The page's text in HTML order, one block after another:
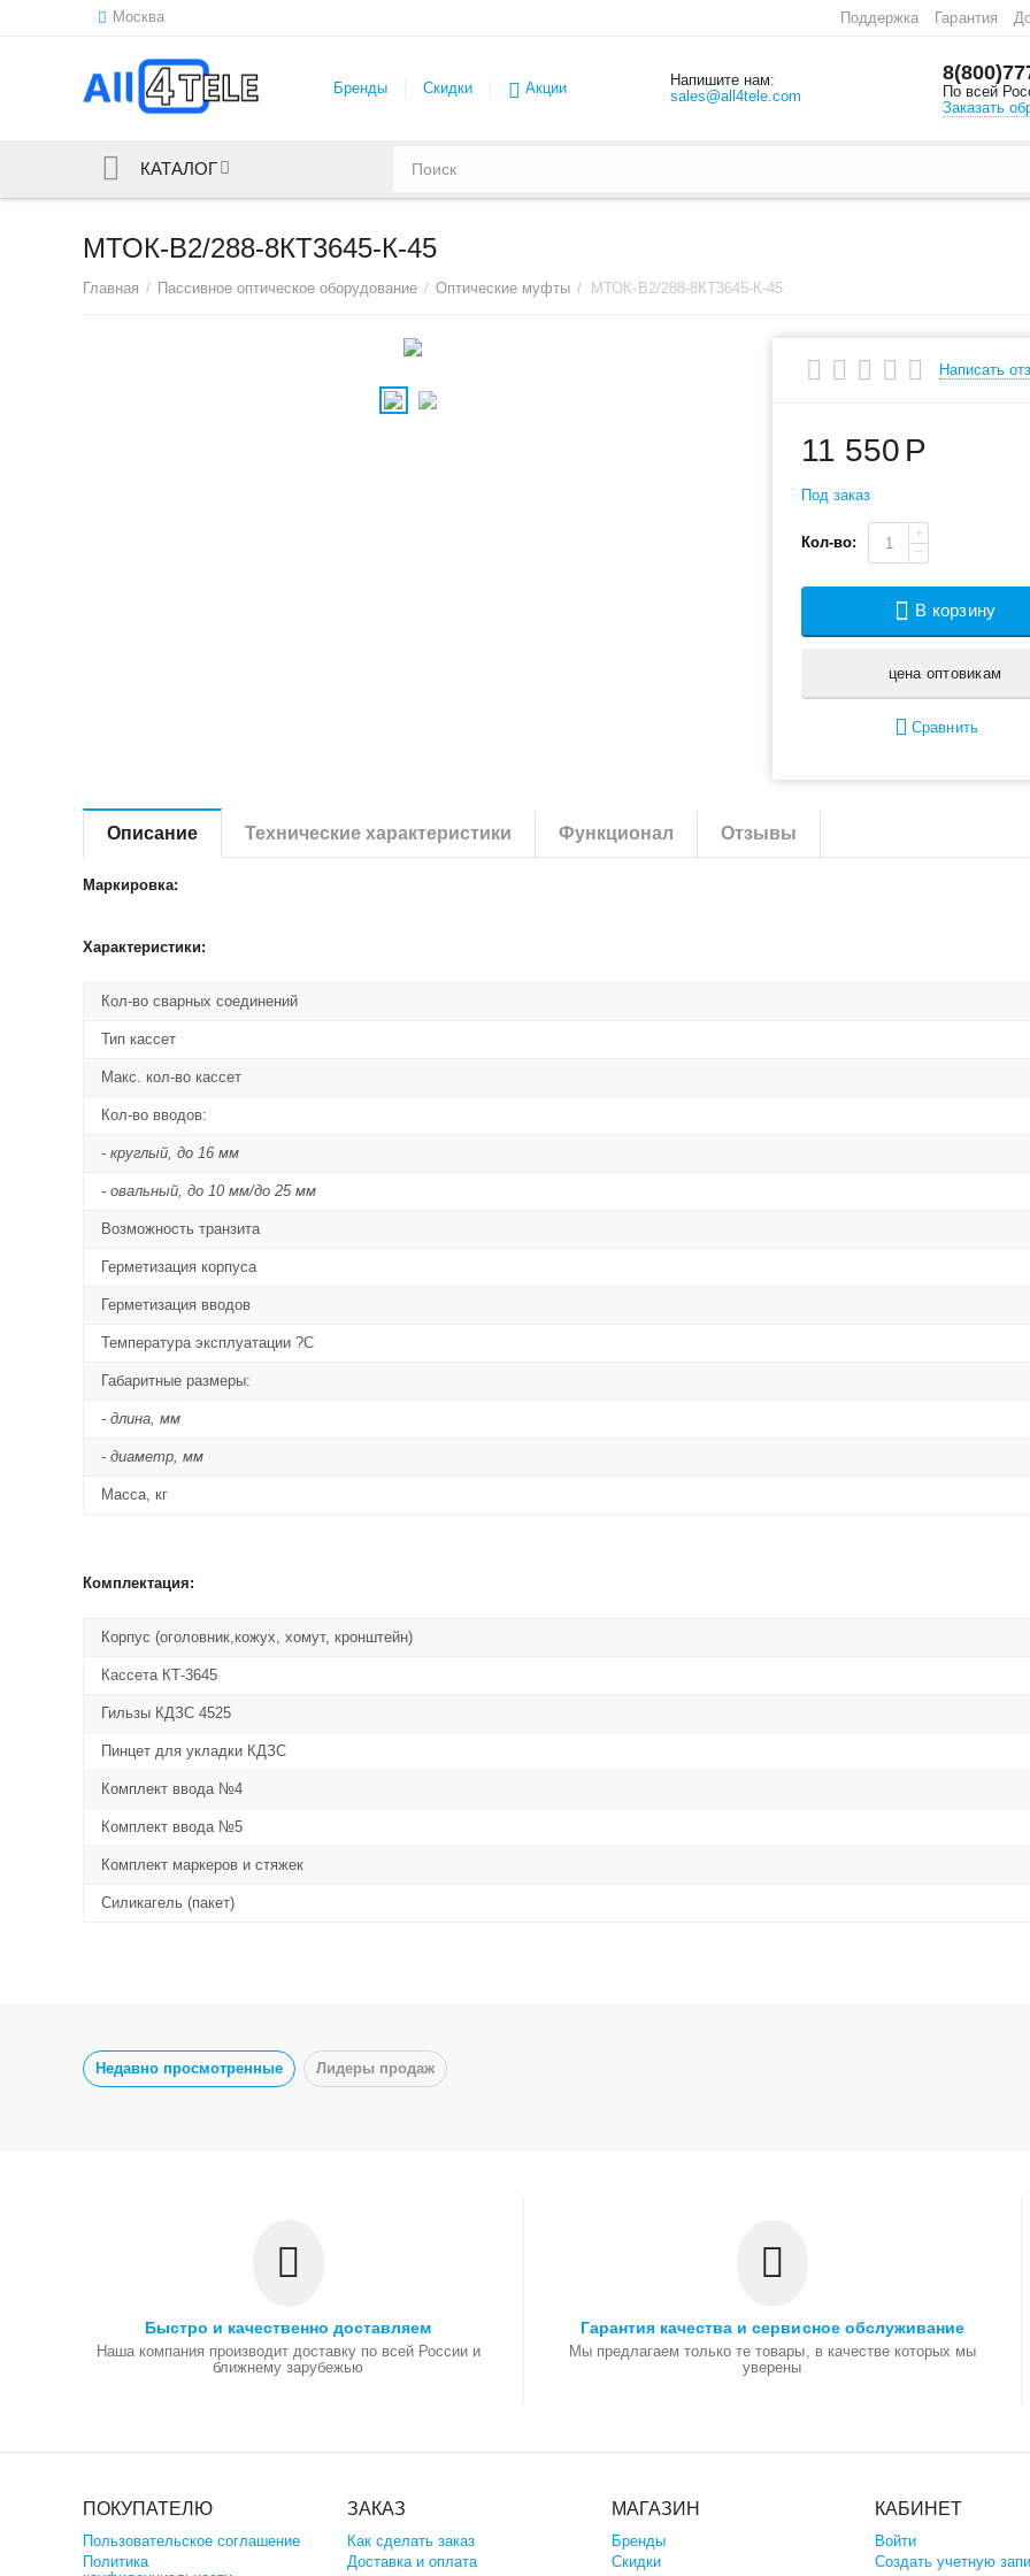
Москва Поддержка Гарантия
Бренды Скидки Акции
Напишите нам:
sales@all4tele.com
По всей
Заказать
КАТАЛОГ
МТОК-В2/288-8КТ3645-К-45
Главная / Пассивное оптическое оборудование / Оптические муфты / МТОК-В2/288-8КТ3645-К-45
Написать
11 550 Р
Под заказ
Кол-во:
+
−
В корзину
цена оптовикам
Сравнить
Описание Технические характеристики Функционал Отзывы
Маркировка:
Характеристики:
Кол-во сварных соединений
Тип кассет
Макс. кол-во кассет
Кол-во вводов:
- круглый, до 16 мм
- овальный, до 10 мм/до 25 мм
Возможность транзита
Герметизация корпуса
Герметизация вводов
Температура эксплуатации ?С
Габаритные размеры:
- длина, мм
- диаметр, мм
Масса, кг
Комплектация:
Корпус (оголовник,кожух, хомут, кронштейн)
Кассета КТ-3645
Гильзы КДЗС 4525
Пинцет для укладки КДЗС
Комплект ввода №4
Комплект ввода №5
Комплект маркеров и стяжек
Силикагель (пакет)
Недавно просмотренные Лидеры продаж
Быстро и качественно доставляем
Наша компания производит доставку по всей России и
ближнему зарубежью
Гарантия качества и сервисное обслуживание
Мы предлагаем только те товары, в качестве которых мы
уверены
ПОКУПАТЕЛЮ
Пользовательское соглашение
Политика
ЗАКАЗ
Как сделать заказ
Доставка и оплата
МАГАЗИН
Бренды
Скидки
КАБИНЕТ
Войти
Создать учетную